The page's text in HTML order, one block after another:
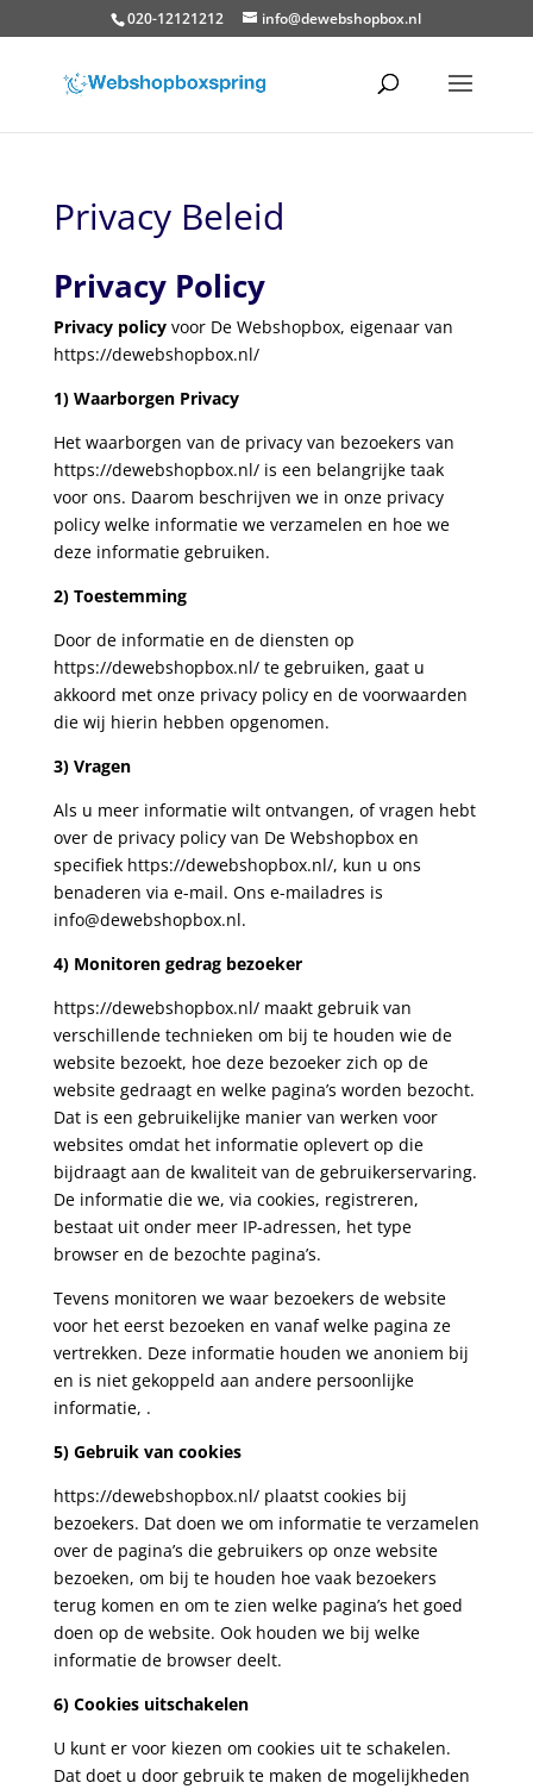
020-12121212 info@dewebshopbox.nl
Privacy Beleid
Privacy Policy
Privacy policyvoor De Webshopbox, eigenaar van
https://dewebshopbox.nl/
1) Waarborgen Privacy
Het waarborgen van de privacy van bezoekers van
https://dewebshopbox.nl/ is een belangrijke taak
voor ons. Daarom beschrijven we in onze privacy
policy welke informatie we verzamelen en hoe we
deze informatie gebruiken.
2) Toestemming
Door de informatie en de diensten op
https://dewebshopbox.nl/ te gebruiken, gaat u
akkoord met onze privacy policy en de voorwaarden
die wij hierin hebben opgenomen.
3) Vragen
Als u meer informatie wilt ontvangen, of vragen hebt
over de privacy policy van De Webshopbox en
specifiek https://dewebshopbox.nl/, kun u ons
benaderen via e-mail. Ons e-mailadres is
info@dewebshopbox.nl.
4) Monitoren gedrag bezoeker
https://dewebshopbox.nl/ maakt gebruik van
verschillende technieken om bij te houden wie de
website bezoekt, hoe deze bezoeker zich op de
website gedraagt en welke pagina’s worden bezocht.
Dat is een gebruikelijke manier van werken voor
websites omdat het informatie oplevert op die
bijdraagt aan de kwaliteit van de gebruikerservaring.
De informatie die we, via cookies, registreren,
bestaat uit onder meer IP-adressen, het type
browser en de bezochte pagina’s.
Tevens monitoren we waar bezoekers de website
voor het eerst bezoeken en vanaf welke pagina ze
vertrekken. Deze informatie houden we anoniem bij
en is niet gekoppeld aan andere persoonlijke
informatie, .
5) Gebruik van cookies
https://dewebshopbox.nl/ plaatst cookies bij
bezoekers. Dat doen we om informatie te verzamelen
over de pagina’s die gebruikers op onze website
bezoeken, om bij te houden hoe vaak bezoekers
terug komen en om te zien welke pagina’s het goed
doen op de website. Ook houden we bij welke
informatie de browser deelt.
6) Cookies uitschakelen
U kunt er voor kiezen om cookies uit te schakelen.
Dat doet u door gebruik te maken de mogelijkheden